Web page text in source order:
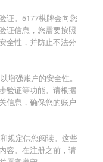
证。5177棋牌会向您
证信息，您需要按照
全性，并防止不法分
增强账户的安全性。
验证等功能。请根据
信息，确保您的账户
规定供您阅读。这些
容。在注册之前，请